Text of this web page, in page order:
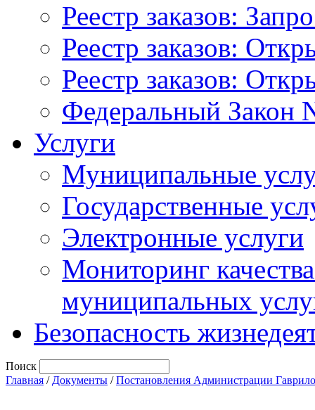
Реестр заказов:
Реестр заказов:
Реестр заказов:
Федеральный Закон
Услуги
Муниципальные
Государственные
Электронные услуги
Мониторинг
муниципальных
Безопасность
Поиск
Главная / Документы /Постановления Администрации